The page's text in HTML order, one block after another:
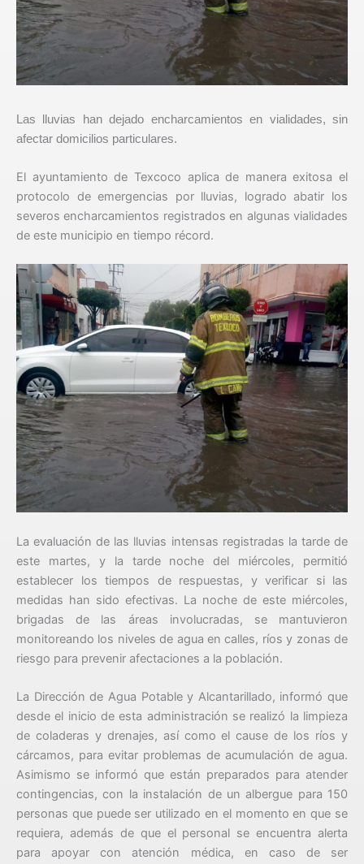
Las lluvias han dejado encharcamientos en vialidades, sin
afectar domicilios particulares.
El ayuntamiento de Texcoco aplica de manera exitosa el
protocolo de emergencias por lluvias, logrado abatir los
severos encharcamientos registrados en algunas vialidades
de este municipio en tiempo récord.
La evaluación de las lluvias intensas registradas la tarde de
este martes, y la tarde noche del miércoles, permitió
establecer los tiempos de respuestas, y verificar si las
medidas han sido efectivas. La noche de este miércoles,
brigadas de las áreas involucradas, se mantuvieron
monitoreando los niveles de agua en calles, ríos y zonas de
riesgo para prevenir afectaciones a la población.
La Dirección de Agua Potable y Alcantarillado, informó que
desde el inicio de esta administración se realizó la limpieza
de coladeras y drenajes, así como el cause de los ríos y
cárcamos, para evitar problemas de acumulación de agua.
Asimismo se informó que están preparados para atender
contingencias, con la instalación de un albergue para 150
personas que puede ser utilizado en el momento en que se
requiera, además de que el personal se encuentra alerta
para apoyar con atención médica, en caso de ser